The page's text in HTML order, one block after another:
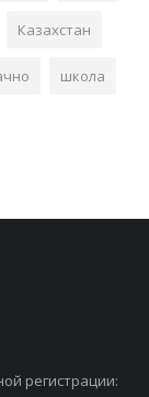
Казахстан
школа
регистрации: